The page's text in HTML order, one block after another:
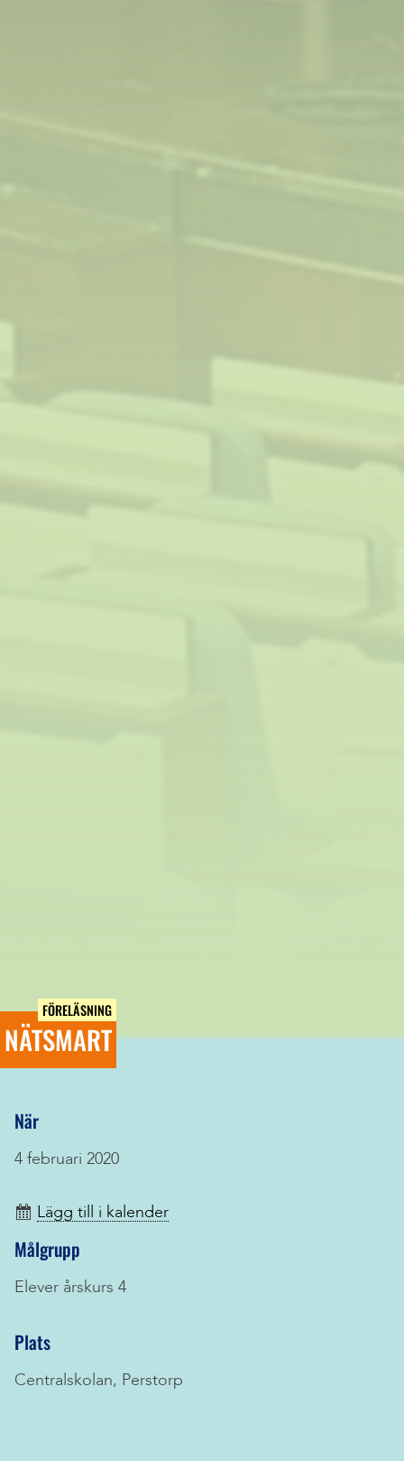
FÖRELÄSNING
NÄTSMART
När
4 februari 2020
Lägg till i kalender
Målgrupp
Elever årskurs 4
Plats
Centralskolan, Perstorp